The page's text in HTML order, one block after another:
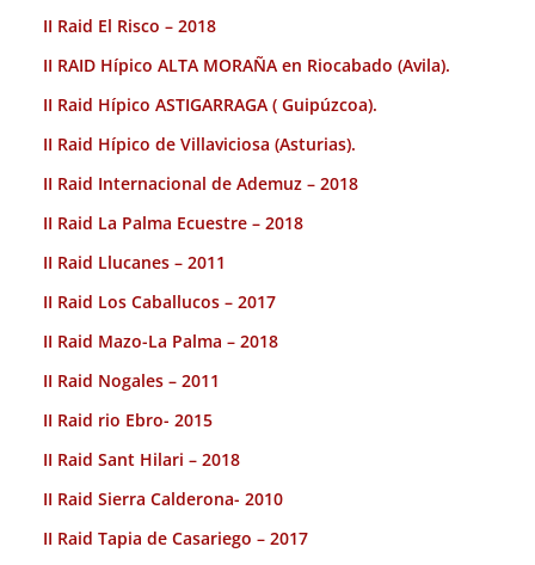
II Raid El Risco – 2018
II RAID Hípico ALTA MORAÑA en Riocabado (Avila).
II Raid Hípico ASTIGARRAGA ( Guipúzcoa).
II Raid Hípico de Villaviciosa (Asturias).
II Raid Internacional de Ademuz – 2018
II Raid La Palma Ecuestre – 2018
II Raid Llucanes – 2011
II Raid Los Caballucos – 2017
II Raid Mazo-La Palma – 2018
II Raid Nogales – 2011
II Raid rio Ebro- 2015
II Raid Sant Hilari – 2018
II Raid Sierra Calderona- 2010
II Raid Tapia de Casariego – 2017